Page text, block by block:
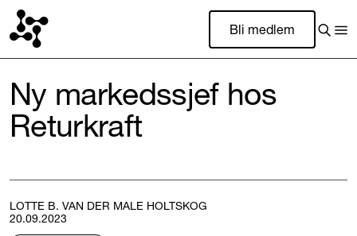
Bli medlem
Ny markedssjef hos
Returkraft
LOTTE B. VAN DER MALE HOLTSKOG
20.09.2023